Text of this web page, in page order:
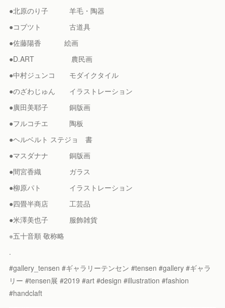
●北原のり子 羊毛・陶器
●コブツト 古道具
●佐藤陽香 絵画
●D.ART 農民画
●中村ジュンコ モダイクタイル
●のざわじゅん イラストレーション
●廣田美耶子 銅版画
●フルコチエ 陶板
●ヘルベルト ステジョ 書
●マスダナナ 銅版画
●間宮香織 ガラス
●柳原パト イラストレーション
●四畳半商店 工芸品
●米澤美也子 服飾雑貨
※五十音順 敬称略
.
#gallery_tensen #ギャラリーテンセン #tensen #gallery #ギャラ
リー #tensen展 #2019 #art #design #illustration #fashion
#handclaft